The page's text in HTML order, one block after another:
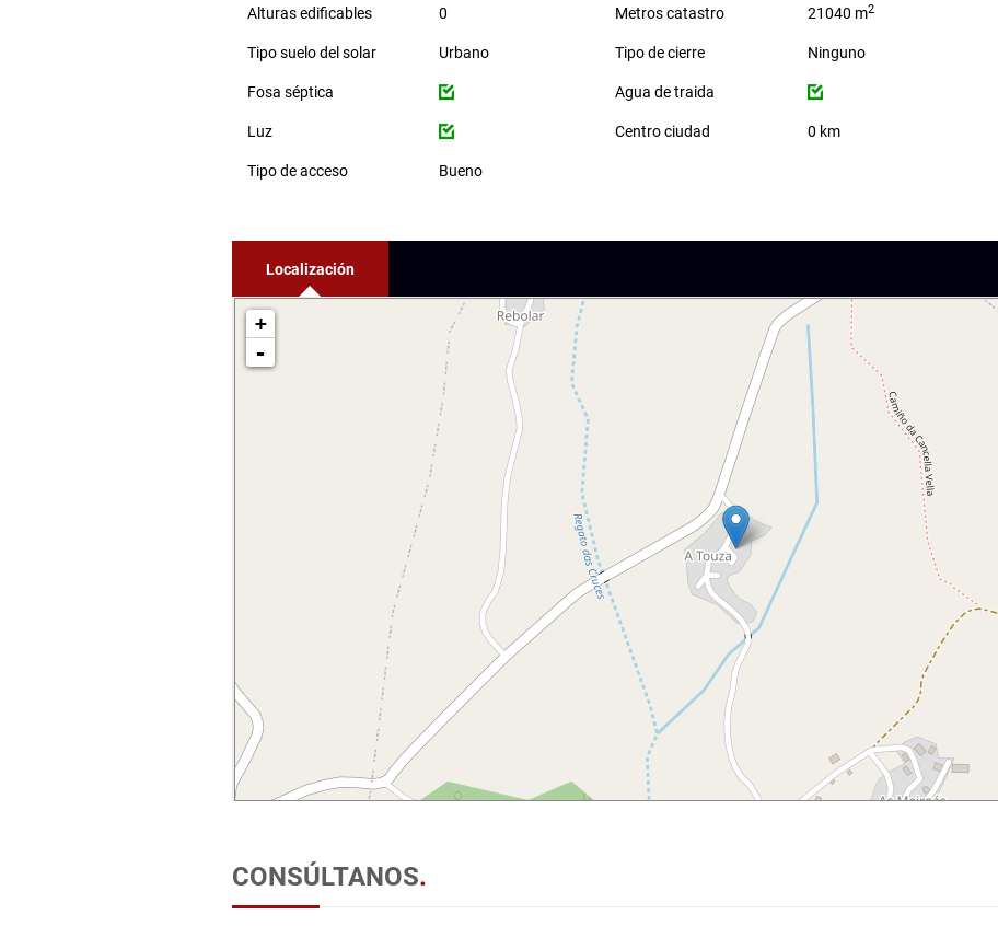
Alturas edificables 0 Metros catastro 21040 m2
Tipo suelo del solar Urbano Tipo de cierre Ninguno
Fosa séptica Agua de traida
Luz Centro ciudad 0 km
Tipo de acceso Bueno
Localización
+
-
CONSÚLTANOS.